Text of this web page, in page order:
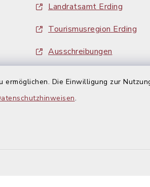
Die Einwilligung zur
.
Landratsamt Erding
Tourismusregion Erding
Ausschreibungen